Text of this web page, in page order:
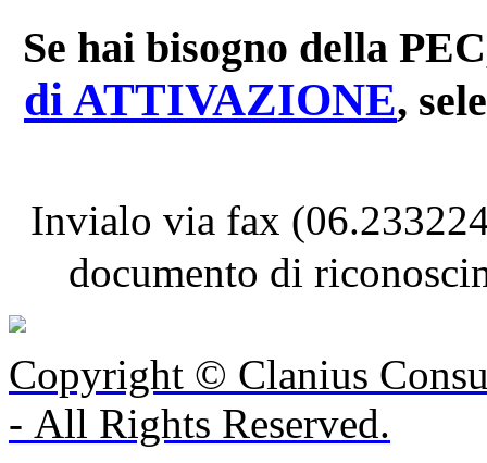
Se hai bisogno della
di ATTIVAZIONE,
Invialo via fax
documento di
Copyright © Clanius
- All Rights Reserved.